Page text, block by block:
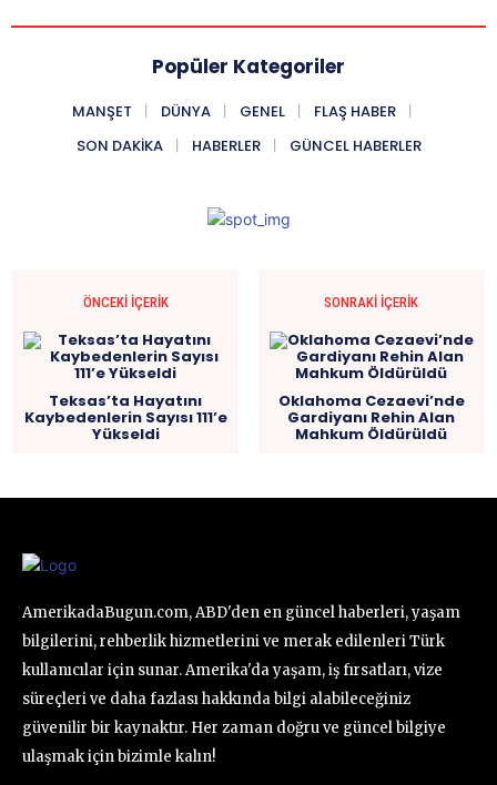
Popüler Kategoriler
MANŞET DÜNYA GENEL
FLAŞ HABER
SON DAKIKA
HABERLER GÜNCEL HABERLER
ÖNCEKI İÇERIK
Teksas’ta Hayatını
Kaybedenlerin Sayısı 111’e
Yükseldi
SONRAKI İÇERIK
Oklahoma Cezaevi’nde
Gardiyanı Rehin Alan
Mahkum Öldürüldü
AmerikadaBugun.com, ABD'den en güncel haberleri, yaşam
bilgilerini, rehberlik hizmetlerini ve merak edilenleri Türk
kullanıcılar için sunar. Amerika'da yaşam, iş fırsatları, vize
süreçleri ve daha fazlası hakkında bilgi alabileceğiniz
güvenilir bir kaynaktır. Her zaman doğru ve güncel bilgiye
ulaşmak için bizimle kalın!